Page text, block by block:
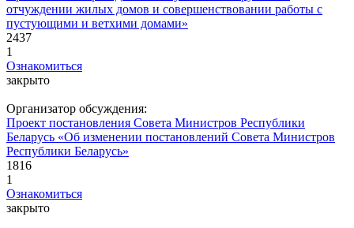
отчуждении жилых домов и совершенствовании работы с
пустующими и ветхими домами»
2437
1
Ознакомиться
закрыто
Организатор обсуждения:
Проект постановления Совета Министров Республики
Беларусь «Об изменении постановлений Совета Министров
Республики Беларусь»
1816
1
Ознакомиться
закрыто